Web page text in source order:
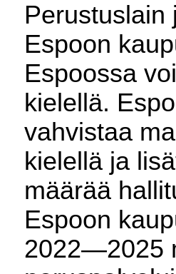
Perustuslain
Espoon
Espoossa
kielellä.
vahvistaa
kielellä ja
määrää
Espoon
2022—2025